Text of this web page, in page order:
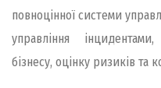
повноцінної системи
управління
бізнесу, оцінку ризиків та